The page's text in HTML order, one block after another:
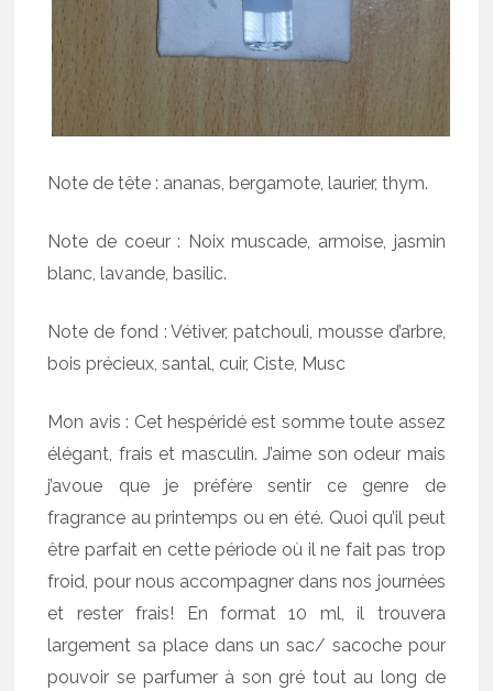
Note de tête : ananas, bergamote, laurier, thym.
Note de coeur : Noix muscade, armoise, jasmin
blanc, lavande, basilic.
Note de fond : Vétiver, patchouli, mousse d’arbre,
bois précieux, santal, cuir, Ciste, Musc
Mon avis : Cet hespéridé est somme toute assez
élégant, frais et masculin. J’aime son odeur mais
j’avoue que je préfère sentir ce genre de
fragrance au printemps ou en été. Quoi qu’il peut
être parfait en cette période où il ne fait pas trop
froid, pour nous accompagner dans nos journées
et rester frais! En format 10 ml, il trouvera
largement sa place dans un sac/ sacoche pour
pouvoir se parfumer à son gré tout au long de